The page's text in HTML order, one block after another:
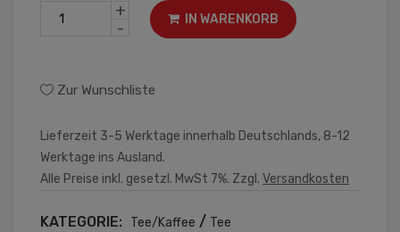
+
-
IN WARENKORB
Zur Wunschliste
Lieferzeit 3-5 Werktage innerhalb Deutschlands, 8-12
Werktage ins Ausland.
Alle Preise inkl. gesetzl. MwSt 7%. Zzgl. Versandkosten
KATEGORIE: Tee/Kaffee / Tee